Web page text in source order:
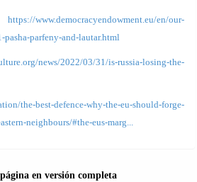
https://www.democracyendowment.eu/en/our-
parfeny-and-lautar.html
news/2022/03/31/is-russia-losing-the-
the-best-defence-why-the-eu-should-forge-
neighbours/#the-eus-marg...
en versión completa